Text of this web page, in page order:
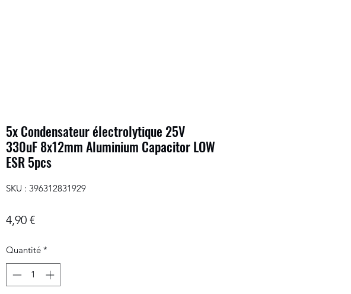
5x Condensateur électrolytique 25V
330uF 8x12mm Aluminium Capacitor LOW
ESR 5pcs
SKU : 396312831929
4,90 €Prix
Quantité *